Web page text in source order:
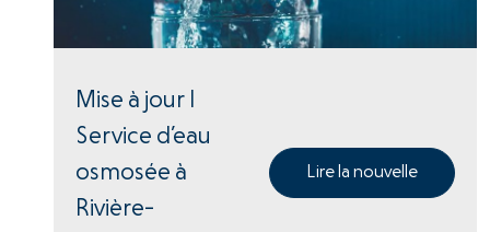
Mise à jour |
Service d’eau
osmosée à
Rivière-
Lire la nouvelle